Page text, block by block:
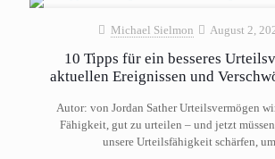
Michael Sielmon August 2,
10 Tipps für ein besseres
aktuellen Ereignissen und
Autor: von Jordan Sather Urteilsvermögen
Fähigkeit, gut zu urteilen – und jetzt
unsere Urteilsfähigkeit schärfen,